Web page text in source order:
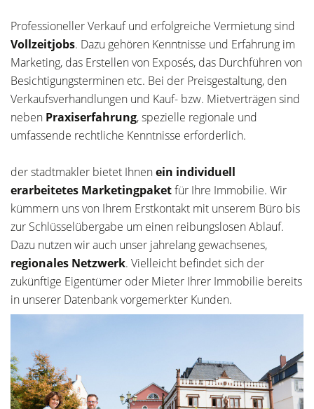
Professioneller Verkauf und erfolgreiche Vermietung sind
Vollzeitjobs. Dazu gehören Kenntnisse und Erfahrung im
Marketing, das Erstellen von Exposés, das Durchführen von
Besichtigungsterminen etc. Bei der Preisgestaltung, den
Verkaufsverhandlungen und Kauf- bzw. Mietverträgen sind
neben Praxiserfahrung, spezielle regionale und
umfassende rechtliche Kenntnisse erforderlich.
der stadtmakler bietet Ihnenein individuell
erarbeitetes Marketingpaketfür Ihre Immobilie. Wir
kümmern uns von Ihrem Erstkontakt mit unserem Büro bis
zur Schlüsselübergabe um einen reibungslosen Ablauf.
Dazu nutzen wir auch unser jahrelang gewachsenes,
regionales Netzwerk. Vielleicht befindet sich der
zukünftige Eigentümer oder Mieter Ihrer Immobilie bereits
in unserer Datenbank vorgemerkter Kunden.